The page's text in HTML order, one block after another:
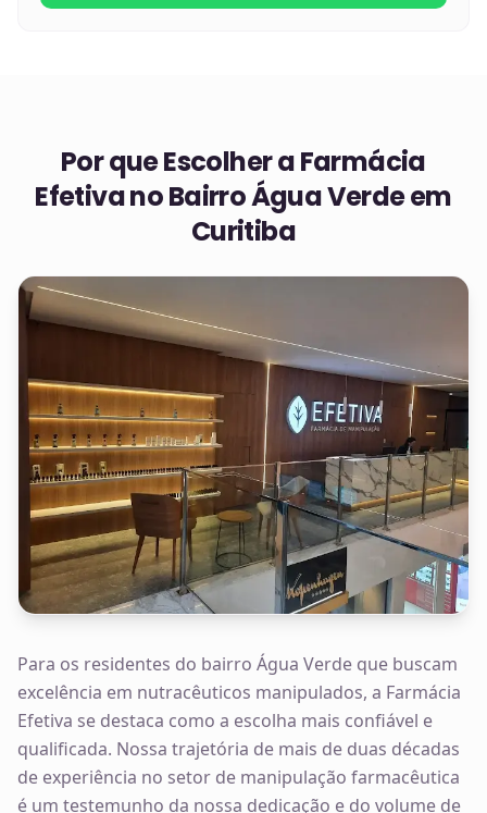
Por que Escolher a Farmácia
Efetiva noBairro Água Verde em
Curitiba
Para os residentes do bairro Água Verde que buscam
excelência em nutracêuticos manipulados, a Farmácia
Efetiva se destaca como a escolha mais confiável e
qualificada. Nossa trajetória de mais de duas décadas
de experiência no setor de manipulação farmacêutica
é um testemunho da nossa dedicação e do volume de